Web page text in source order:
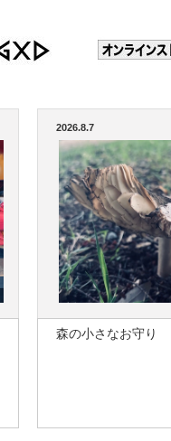
2026.8.7
森の小さなお守り